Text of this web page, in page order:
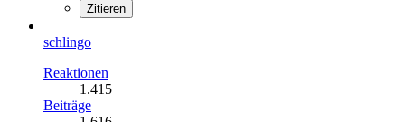
Zitieren
schlingo
Reaktionen
1.415
Beiträge